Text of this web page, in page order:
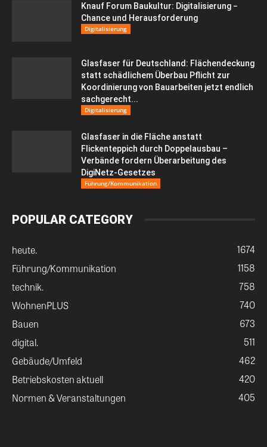
Knauf Forum Baukultur: Digitalisierung −
Chance und Herausforderung
Digitalisierung
Glasfaser für Deutschland: Flächendeckung
statt schädlichem Überbau Pflicht zur
Koordinierung von Bauarbeiten jetzt endlich
sachgerecht...
Digitalisierung
Glasfaser in die Fläche anstatt
Flickenteppich durch Doppelausbau –
Verbände fordern Überarbeitung des
DigiNetz-Gesetzes
Führung/Kommunikation
POPULAR CATEGORY
heute.
1674
Führung/Kommunikation
1158
technik.
758
WohnenPLUS
740
Bauen
673
digital.
511
Gebäude/Umfeld
462
Betriebskosten aktuell
420
Normen & Veranstaltungen
405